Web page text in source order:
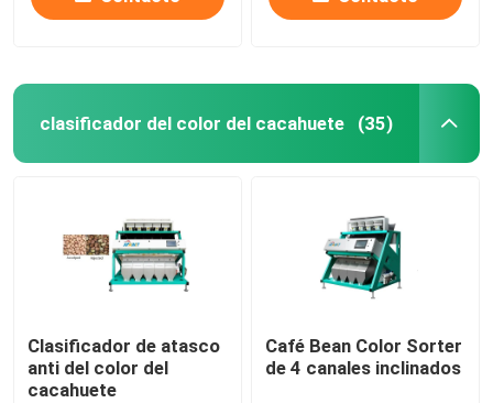
clasificador del color del cacahuete (35)
Clasificador de atasco
anti del color del
cacahuete
Café Bean Color Sorter
de 4 canales inclinados